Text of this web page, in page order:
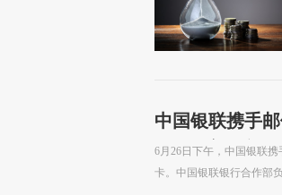
中国银联携手
同发展新动能
6月26日下午，中国银联
卡。中国银联银行合作部